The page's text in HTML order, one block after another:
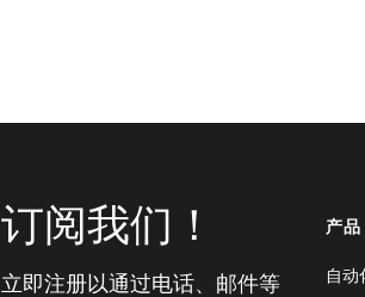
订阅我们！
立即注册以通过电话、邮件等
产品
自动